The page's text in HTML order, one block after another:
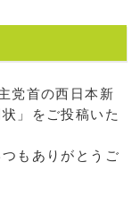
党首の西日本新
」をご投稿いた
もありがとうご